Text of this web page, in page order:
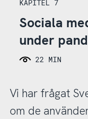
KAPITEL 7
Sociala
under
22 MIN
Vi har frågat
om de